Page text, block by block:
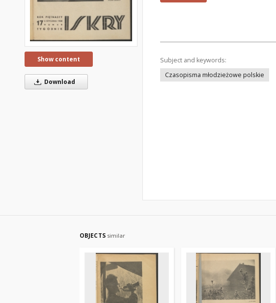
Show content
Download
Subject and keywords:
Czasopisma młodzieżowe polskie
OBJECTS similar